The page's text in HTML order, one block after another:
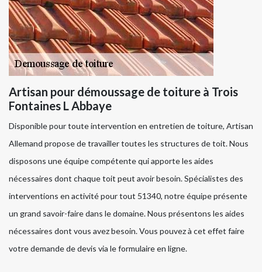
Artisan pour démoussage de toiture à Trois
Fontaines L Abbaye
Disponible pour toute intervention en entretien de toiture, Artisan
Allemand propose de travailler toutes les structures de toit. Nous
disposons une équipe compétente qui apporte les aides
nécessaires dont chaque toit peut avoir besoin. Spécialistes des
interventions en activité pour tout 51340, notre équipe présente
un grand savoir-faire dans le domaine. Nous présentons les aides
nécessaires dont vous avez besoin. Vous pouvez à cet effet faire
votre demande de devis via le formulaire en ligne.